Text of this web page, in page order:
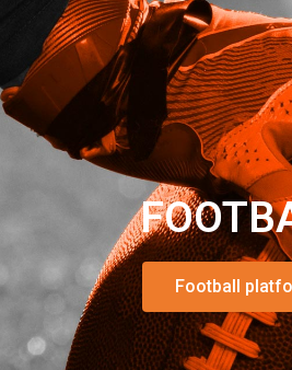
Squadzone
Hier kannst Du aktiv auf
gehen und Dich bei
erkundigen, wo Bedarf ist.
0
No one has replied to this topic.
Football